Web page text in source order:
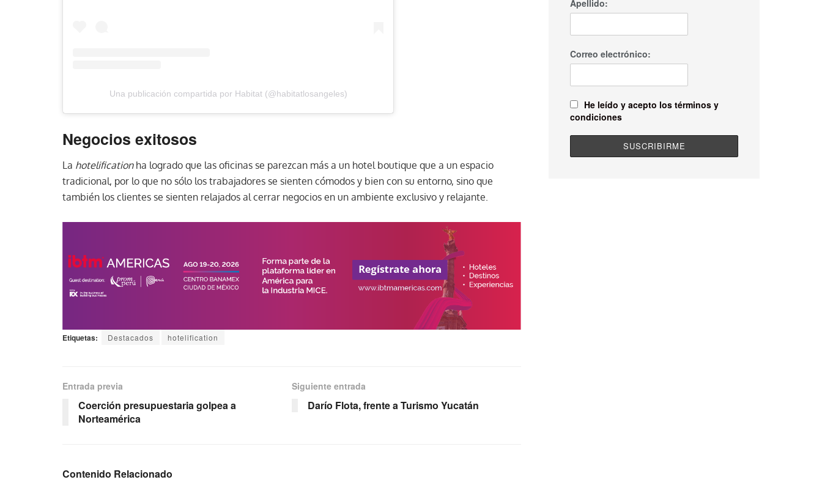
Una publicación compartida por Habitat (@habitatlosangeles)
Negocios exitosos
La hotelificationha logrado que las oficinas se parezcan más a un hotel boutique que a un espacio
tradicional, por lo que no sólo los trabajadores se sienten cómodos y bien con su entorno, sino que
también los clientes se sienten relajados al cerrar negocios en un ambiente exclusivo y relajante.
Etiquetas: Destacados hotelification
Entrada previa
Coerción presupuestaria golpea a
Norteamérica
Siguiente entrada
Darío Flota, frente a Turismo Yucatán
Contenido Relacionado
Apellido:
Correo electrónico:
He leído y acepto los términos y
condiciones